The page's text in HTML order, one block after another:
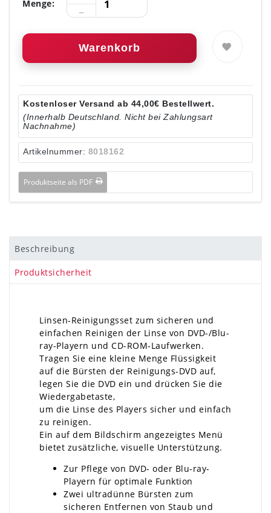
Menge:
Warenkorb
Kostenloser Versand ab 44,00€ Bestellwert.
(Innerhalb Deutschland. Nicht bei Zahlungsart
Nachnahme)
Artikelnummer: 8018162
Produktseite als PDF
Beschreibung
Produktsicherheit
Linsen-Reinigungsset zum sicheren und
einfachen Reinigen der Linse von DVD-/Blu-
ray-Playern und CD-ROM-Laufwerken.
Tragen Sie eine kleine Menge Flüssigkeit
auf die Bürsten der Reinigungs-DVD auf,
legen Sie die DVD ein und drücken Sie die
Wiedergabetaste,
um die Linse des Players sicher und einfach
zu reinigen.
Ein auf dem Bildschirm angezeigtes Menü
bietet zusätzliche, visuelle Unterstützung.
Zur Pflege von DVD- oder Blu-ray-
Playern für optimale Funktion
Zwei ultradünne Bürsten zum
sicheren Entfernen von Staub und